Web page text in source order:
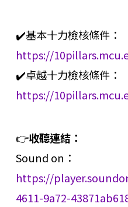
✔️基本十力檢核條件：
https://
✔️卓越十力檢核條件：
https://
👉收聽連結：
Sound on：
https://
4611-9a72-